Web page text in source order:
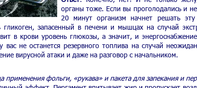
органы тоже. Если вы проголодались и
20 минут организм начнет решать
гликоген, запасенный в печени и мышцах на случай
в крови уровень глюкозы, а значит, и
не останется резервного топлива на случай
вирусной атаки и даже на разговор с начальником.
применения фольги, «рукава» и пакета для запекания и